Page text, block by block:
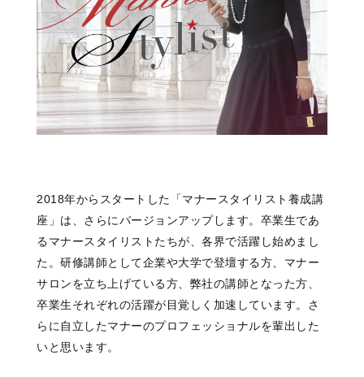
2018年からスタートした「マナースタイリスト養成講
座」は、さらにバージョンアップします。卒業生であ
るマナースタイリストたちが、各界で活躍し始めまし
た。研修講師として企業や大学で登壇する方、マナー
サロンを立ち上げている方、弊社の講師となった方、
卒業生それぞれの活躍が目覚しく加速しています。さ
らに自立したマナーのプロフェッショナルを輩出した
いと思います。